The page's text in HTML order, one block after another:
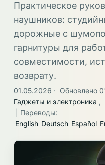
Практическое
наушников:
дорожные с
гарнитуры для
совместимости,
возврату.
01.05.2026 · Обновлено
Гаджеты и электроника ,
| Переводы:
English Deutsch Español